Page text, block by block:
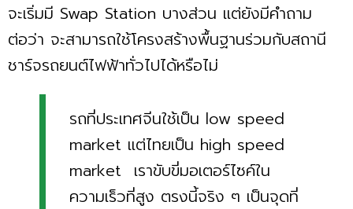
จะเริ่มมี Swap Station บางส่วน แต่ยังมีคำถาม
ต่อว่า จะสามารถใช้โครงสร้างพื้นฐานร่วมกับสถานี
ชาร์จรถยนต์ไฟฟ้าทั่วไปได้หรือไม่
รถที่ประเทศจีนใช้เป็น low speed
market แต่ไทยเป็น high speed
market เราขับขี่มอเตอร์ไซค์ใน
ความเร็วที่สูง ตรงนี้จริง ๆ เป็นจุดที่